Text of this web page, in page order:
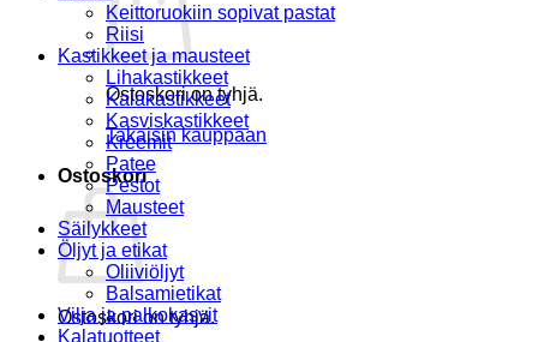
Ostoskori on tyhjä.
Takaisin kauppaan
Ostoskori
Ostoskori on tyhjä.
Keittoruokiin sopivat pastat
Riisi
Kastikkeet ja mausteet
Lihakastikkeet
Kalakastikkeet
Kasviskastikkeet
Kreemit
Patee
Pestot
Mausteet
Säilykkeet
Öljyt ja etikat
Oliiviöljyt
Balsamietikat
Vilja ja palkokasvit
Kalatuotteet